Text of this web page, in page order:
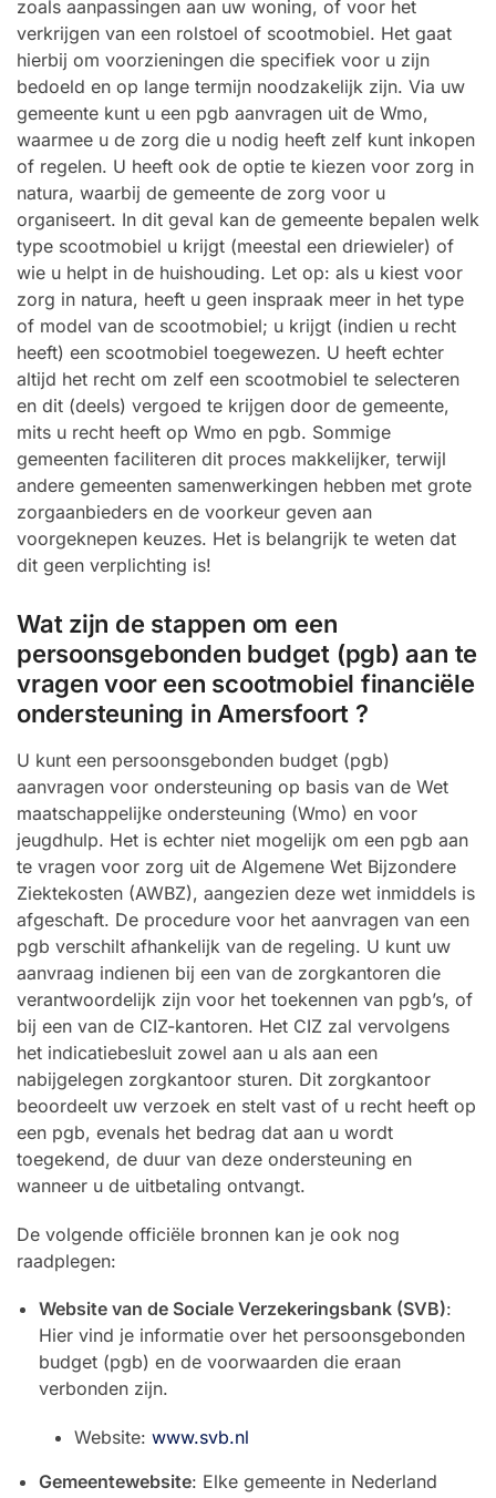
zoals aanpassingen aan uw woning, of voor het
verkrijgen van een rolstoel of scootmobiel. Het gaat
hierbij om voorzieningen die specifiek voor u zijn
bedoeld en op lange termijn noodzakelijk zijn. Via uw
gemeente kunt u een pgb aanvragen uit de Wmo,
waarmee u de zorg die u nodig heeft zelf kunt inkopen
of regelen. U heeft ook de optie te kiezen voor zorg in
natura, waarbij de gemeente de zorg voor u
organiseert. In dit geval kan de gemeente bepalen welk
type scootmobiel u krijgt (meestal een driewieler) of
wie u helpt in de huishouding. Let op: als u kiest voor
zorg in natura, heeft u geen inspraak meer in het type
of model van de scootmobiel; u krijgt (indien u recht
heeft) een scootmobiel toegewezen. U heeft echter
altijd het recht om zelf een scootmobiel te selecteren
en dit (deels) vergoed te krijgen door de gemeente,
mits u recht heeft op Wmo en pgb. Sommige
gemeenten faciliteren dit proces makkelijker, terwijl
andere gemeenten samenwerkingen hebben met grote
zorgaanbieders en de voorkeur geven aan
voorgeknepen keuzes. Het is belangrijk te weten dat
dit geen verplichting is!
Wat zijn de stappen om een
persoonsgebonden budget (pgb) aan te
vragen voor een scootmobiel financiële
ondersteuning in Amersfoort ?
U kunt een persoonsgebonden budget (pgb)
aanvragen voor ondersteuning op basis van de Wet
maatschappelijke ondersteuning (Wmo) en voor
jeugdhulp. Het is echter niet mogelijk om een pgb aan
te vragen voor zorg uit de Algemene Wet Bijzondere
Ziektekosten (AWBZ), aangezien deze wet inmiddels is
afgeschaft. De procedure voor het aanvragen van een
pgb verschilt afhankelijk van de regeling. U kunt uw
aanvraag indienen bij een van de zorgkantoren die
verantwoordelijk zijn voor het toekennen van pgb’s, of
bij een van de CIZ-kantoren. Het CIZ zal vervolgens
het indicatiebesluit zowel aan u als aan een
nabijgelegen zorgkantoor sturen. Dit zorgkantoor
beoordeelt uw verzoek en stelt vast of u recht heeft op
een pgb, evenals het bedrag dat aan u wordt
toegekend, de duur van deze ondersteuning en
wanneer u de uitbetaling ontvangt.
De volgende officiële bronnen kan je ook nog
raadplegen:
Website van de Sociale Verzekeringsbank (SVB):
Hier vind je informatie over het persoonsgebonden
budget (pgb) en de voorwaarden die eraan
verbonden zijn.
Website: www.svb.nl
Gemeentewebsite: Elke gemeente in Nederland